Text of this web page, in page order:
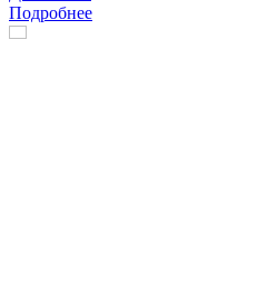
Подробнее